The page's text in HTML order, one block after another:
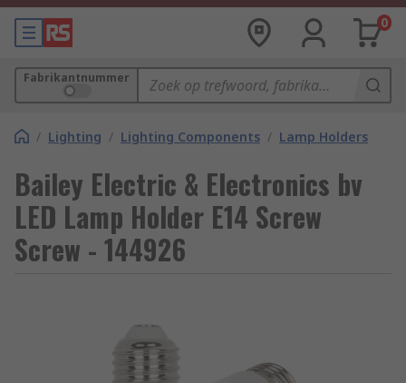
0
Fabrikantnummer
/ Lighting / Lighting Components / Lamp Holders
Bailey Electric & Electronics bv
LED Lamp Holder E14 Screw
Screw - 144926